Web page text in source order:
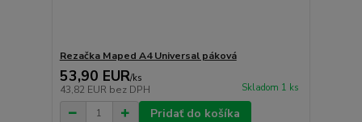
Rezačka Maped A4 Universal páková
53,90 EUR/ks
43,82 EUR bez DPH Skladom 1 ks
Pridať do košíka